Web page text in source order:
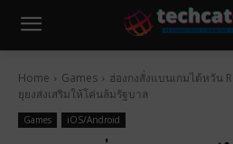
Home Games
ฮ่องกงสั่งแบนเกมไต้หวัน
ยุยงส่งเสริมให้โค่นล้มรัฐบาล
Games iOS/Android